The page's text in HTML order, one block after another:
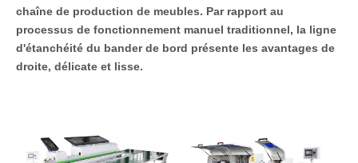
chaîne de production de meubles. Par rapport au
processus de fonctionnement manuel traditionnel, la ligne
d'étanchéité du bander de bord présente les avantages de
droite, délicate et lisse.